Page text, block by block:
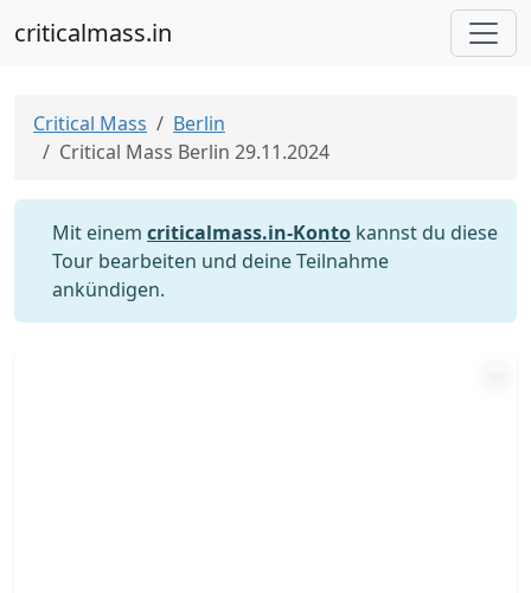
criticalmass.in
Critical Mass
Berlin
Critical Mass Berlin 29.11.2024
Mit einem criticalmass.in-Konto kannst du diese
Tour bearbeiten und deine Teilnahme
ankündigen.